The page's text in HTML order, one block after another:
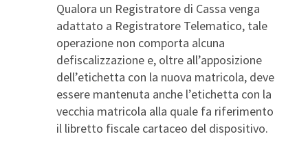
Qualora un Registratore di Cassa venga
adattato a Registratore Telematico, tale
operazione non comporta alcuna
defiscalizzazione e, oltre all’apposizione
dell’etichetta con la nuova matricola, deve
essere mantenuta anche l’etichetta con la
vecchia matricola alla quale fa riferimento
il libretto fiscale cartaceo del dispositivo.